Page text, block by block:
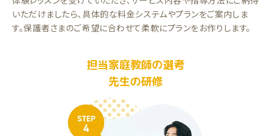
いただけましたら、具体的な料金システムやプランをご案内しま
す。保護者さまのご希望に合わせて柔軟にプランをお作りします。
担当家庭教師の選考
先生の研修